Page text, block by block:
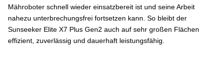
Mähroboter schnell wieder einsatzbereit ist und seine Arbeit
nahezu unterbrechungsfrei fortsetzen kann. So bleibt der
Sunseeker Elite X7 Plus Gen2 auch auf sehr großen Flächen
effizient, zuverlässig und dauerhaft leistungsfähig.